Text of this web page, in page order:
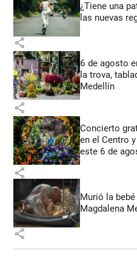
¿Tiene una
las nuevas
share
6 de agosto
la trova,
Medellín
share
Concierto
en el Centro
este 6 de
share
Murió la
Magdalena
share